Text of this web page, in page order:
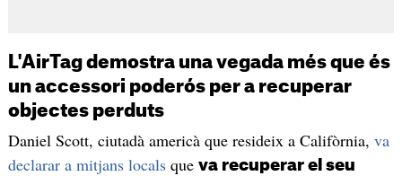
L'AirTag demostra una vegada més que és
un accessori poderós per a recuperar
objectes perduts
Daniel Scott, ciutadà americà que resideix a Califòrnia, va
declarar a mitjans localsque va recuperar el seu